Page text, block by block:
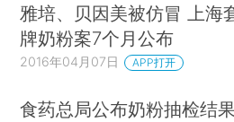
雅培、贝因美被仿冒 上海
牌奶粉案7个月公布
2016年04月07日 APP打开
食药总局公布奶粉抽检结